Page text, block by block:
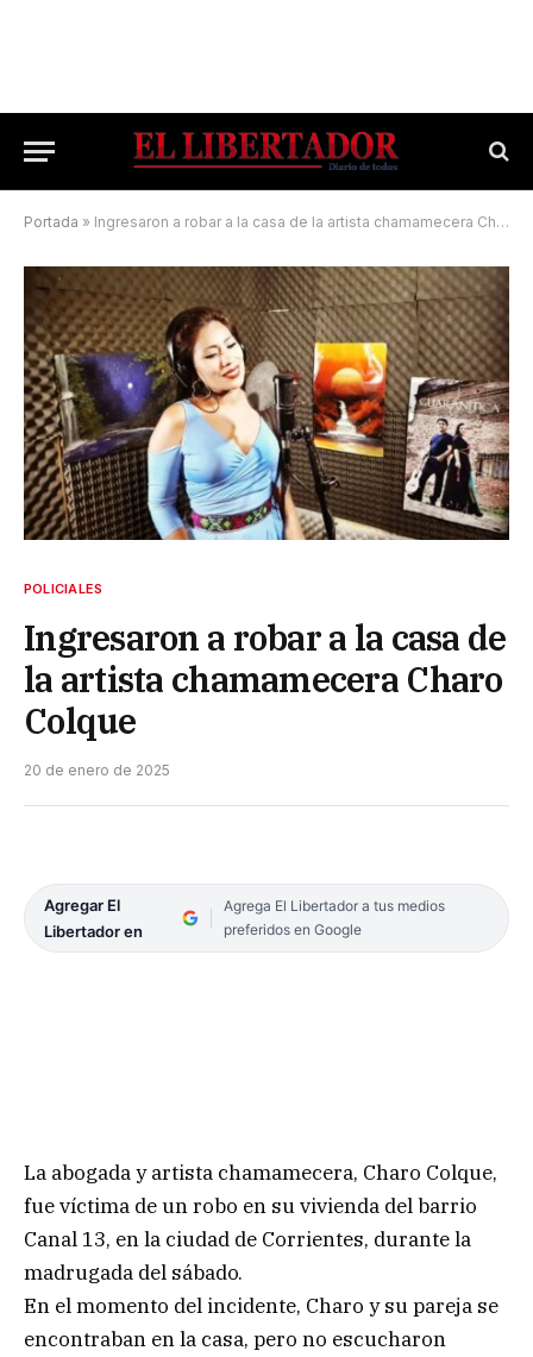
Portada » Ingresaron a robar a la casa de la artista chamamecera Charo Colque
POLICIALES
Ingresaron a robar a la casa de
la artista chamamecera Charo
Colque
20 de enero de 2025
Agregar El
Libertador en
Agrega El Libertador a tus medios
preferidos en Google
La abogada y artista chamamecera, Charo Colque,
fue víctima de un robo en su vivienda del barrio
Canal 13, en la ciudad de Corrientes, durante la
madrugada del sábado.
En el momento del incidente, Charo y su pareja se
encontraban en la casa, pero no escucharon